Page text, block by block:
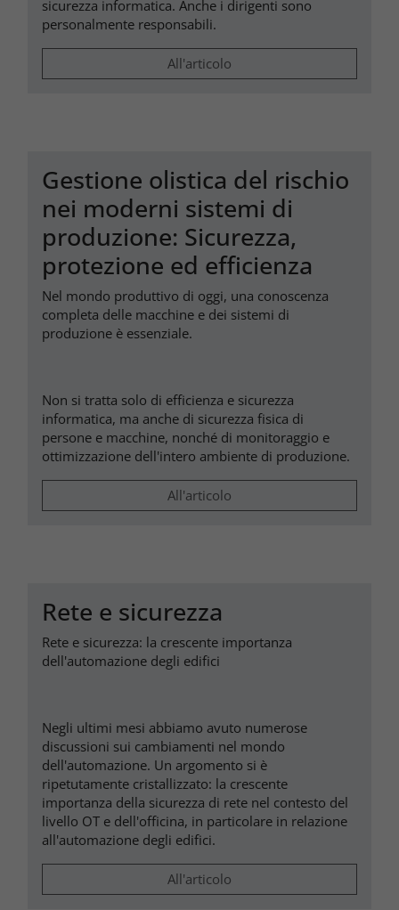
sicurezza informatica. Anche i dirigenti sono
personalmente responsabili.
All'articolo
Gestione olistica del rischio
nei moderni sistemi di
produzione: Sicurezza,
protezione ed efficienza
Nel mondo produttivo di oggi, una conoscenza
completa delle macchine e dei sistemi di
produzione è essenziale.
Non si tratta solo di efficienza e sicurezza
informatica, ma anche di sicurezza fisica di
persone e macchine, nonché di monitoraggio e
ottimizzazione dell'intero ambiente di produzione.
All'articolo
Rete e sicurezza
Rete e sicurezza: la crescente importanza
dell'automazione degli edifici
Negli ultimi mesi abbiamo avuto numerose
discussioni sui cambiamenti nel mondo
dell'automazione. Un argomento si è
ripetutamente cristallizzato: la crescente
importanza della sicurezza di rete nel contesto del
livello OT e dell'officina, in particolare in relazione
all'automazione degli edifici.
All'articolo